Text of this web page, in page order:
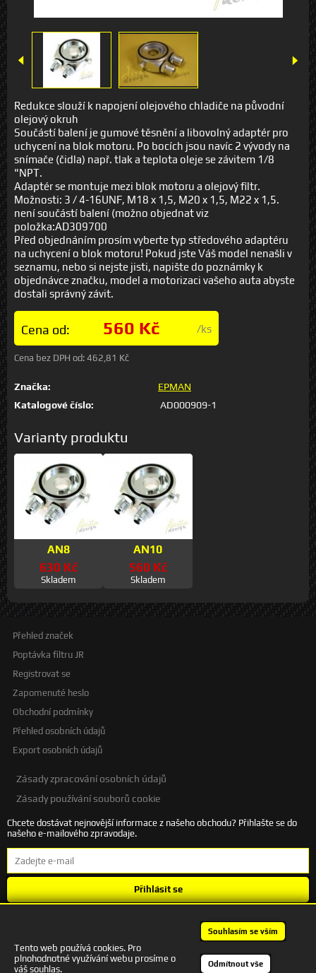
Redukce slouží k napojení olejového chladiče na původní
olejový okruh
Součástí balení je gumové těsnění a libovolný adaptér pro
uchycení na blok motoru. Po bocích jsou navíc 2 vývody na
snímače (čidla) např. tlak a teplota oleje se závitem 1/8
"NPT.
Adaptér se montuje mezi blok motoru a olejový filtr.
Možnosti: 3 / 4-16UNF, M18 x 1,5, M20 x 1,5, M22 x 1,5.
není součástí balení (možno objednat viz
položka:AD309700
Před objednáním prosím vyberte typ středového adaptéru
na uchycení o blok motoru! Pokud jste Váš model nenašli v
seznamu, nebo si nejste jisti, napište do poznámky k
objednávce značku, model a motorizaci vašeho auta abyste
dostali správný závit.
Cena od: 560 Kč /ks
Cena bez DPH od: 462,81 Kč
Značka:
EPMAN
Katalogové číslo:
AD000909-1
Varianty produktu
AN8
630 Kč
Skladem
AN10
560 Kč
Skladem
Přehled značek
Poptávka filtru JR
Registrovat se
Zapomenuté heslo
Obchodní podmínky
Přehled osobních údajů
Export osobních údajů
Zásady zpracování osobních údajů
Zásady používání souborů cookie
Chcete dostávat nejnovější informace z našeho obchodu? Přihlašte se do
našeho e-mailového zpravodaje.
Přihlásit se
+420 601 245 172 | autodesigncb@gmail.com
Tento web používá cookies. Pro
plnohodnotné využívání webu prosíme o
váš souhlas.
Souhlasím se vším
Odmítnout vše